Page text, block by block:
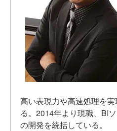
高い表現力や高速処理を
る。2014年より現職、BI
の開発を統括している。